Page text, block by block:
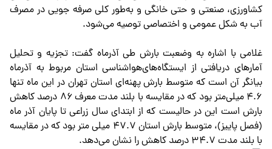
کشاورزی، صنعتی و حتی خانگی و به‌طور کلی صرفه جویی در مصرف
آب به شکل عمومی و اختصاصی توصیه می‌شود.
غلامی با اشاره به وضعبت بارش طی آذرماه گفت: تجزیه و تحلیل
آمار‌های دریافتی از ایستگاه‌های‌هواشناسی استان مربوط به آذرماه
بیانگر آن است که متوسط بارش پهنه‌ای استان تهران در این ماه تنها
۴.۶ میلی‌متر بود که در مقایسه با بلند مدت معرف ۸۶ درصد کاهش
بارش است این در حالیست که از ابتدای سال زراعی تا پایان آذر ماه
(فصل پاییز)، متوسط بارش استان ۴۷.۷ میلی متر بود که در مقایسه
با بلند مدت ۳۴.۷ درصد کاهش را نشان می‌دهد.